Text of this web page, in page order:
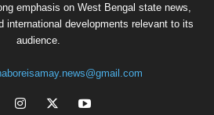
emphasis on West Bengal state news,
international developments relevant to its
audience.